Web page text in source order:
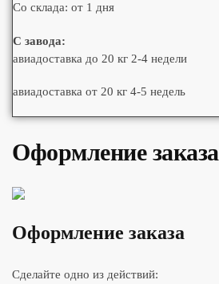
Со склада: от 1 дня
С завода:
авиадоставка до 20 кг 2-4 недели
авиадоставка от 20 кг 4-5 недель
Оформление заказа
Оформление заказа
Сделайте одно из действий: